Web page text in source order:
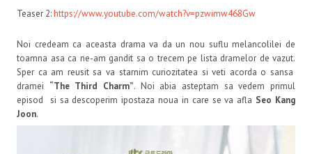
Teaser 2:https://www.youtube.com/watch?v=pzwimw468Gw
Noi credeam ca aceasta drama va da un nou suflu melancolilei de
toamna asa ca ne-am gandit sa o trecem pe lista dramelor de vazut.
Sper ca am reusit sa va starnim curiozitatea si veti acorda o sansa
dramei “The Third Charm”. Noi abia asteptam sa vedem primul
episod si sa descoperim ipostaza noua in care se va afla Seo Kang
Joon.